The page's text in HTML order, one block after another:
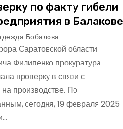
по факту гибели
в Балакове
Бобалова
Саратовской области
Филипенко прокуратура
проверку в связи с
производстве. По
сегодня, 19 февраля 2025